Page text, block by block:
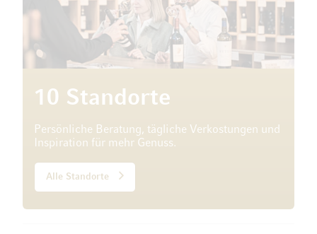
10 Standorte
Persönliche Beratung, tägliche Verkostungen und
Inspiration für mehr Genuss.
Alle Standorte